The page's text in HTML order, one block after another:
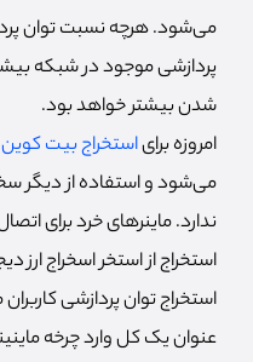
می‌شود. هرچه نسبت توان
پردازشی موجود در شبکه
شدن بیشتر خواهد بود.
امروزه برایاستخراج بیت کوین
می‌شود و استفاده از دیگر
ندارد. ماینرهای خرد برای
استخراج از استخر اسخراج
استخراج توان پردازشی
عنوان یک کل وارد چرخه